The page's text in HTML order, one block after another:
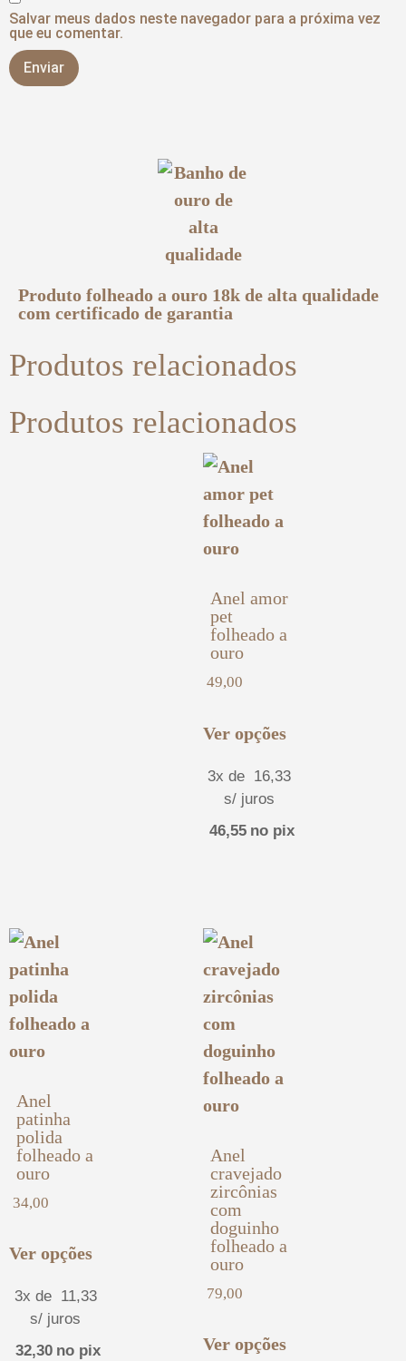
Salvar meus dados neste navegador para a próxima vez
que eu comentar.
Produto folheado a ouro 18k de alta qualidade
com certificado de garantia
Produtos relacionados
Produtos relacionados
Anel amor
pet
folheado a
ouro
49,00
Ver opções
3x de 16,33
s/ juros
46,55 no pix
Anel
patinha
polida
folheado a
ouro
34,00
Ver opções
3x de 11,33
s/ juros
32,30 no pix
Anel
cravejado
zircônias
com
doguinho
folheado a
ouro
79,00
Ver opções